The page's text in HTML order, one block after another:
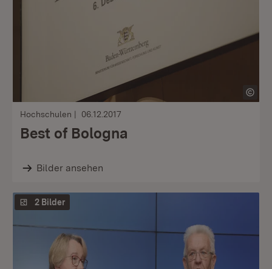
Hochschulen 06.12.2017
Best of Bologna
Bilder ansehen
2 Bilder